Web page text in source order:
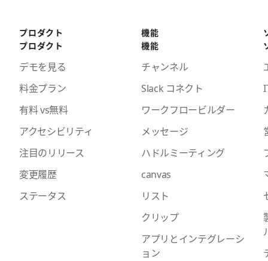
プロダクト
プロダクト
デモを見る
料金プラン
有料 vs無料
アクセシビリティ
注目のリリース
変更履歴
ステータス
機能
機能
チャンネル
Slack コネクト
ワークフロービルダー
メッセージ
ハドルミーティング
canvas
リスト
クリップ
アプリとインテグレーシ
ョン